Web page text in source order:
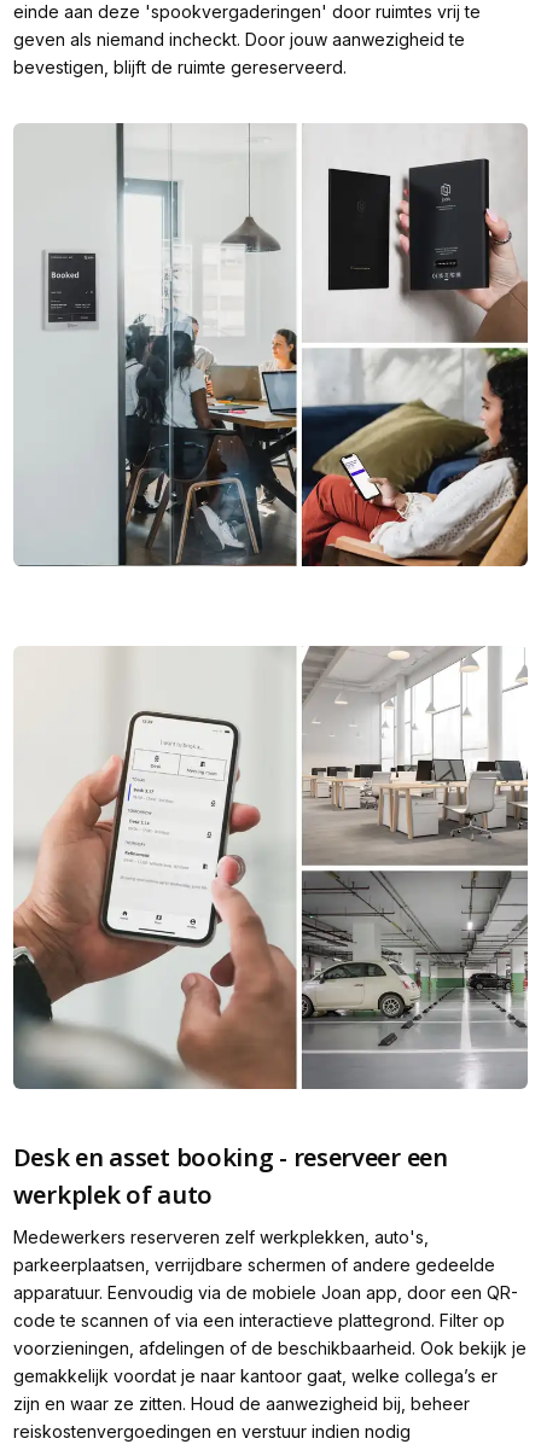
einde aan deze 'spookvergaderingen' door ruimtes vrij te
geven als niemand incheckt. Door jouw aanwezigheid te
bevestigen, blijft de ruimte gereserveerd.
Desk en asset booking - reserveer een
werkplek of auto
Medewerkers reserveren zelf werkplekken, auto's,
parkeerplaatsen, verrijdbare schermen of andere gedeelde
apparatuur. Eenvoudig via de mobiele Joan app, door een QR-
code te scannen of via een interactieve plattegrond. Filter op
voorzieningen, afdelingen of de beschikbaarheid. Ook bekijk je
gemakkelijk voordat je naar kantoor gaat, welke collega’s er
zijn en waar ze zitten. Houd de aanwezigheid bij, beheer
reiskostenvergoedingen en verstuur indien nodig